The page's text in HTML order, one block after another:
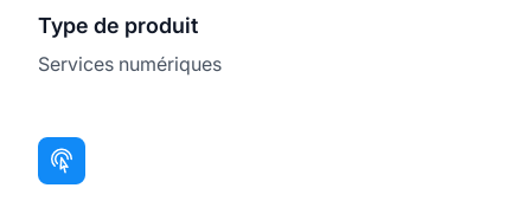
Type de produit
Services numériques